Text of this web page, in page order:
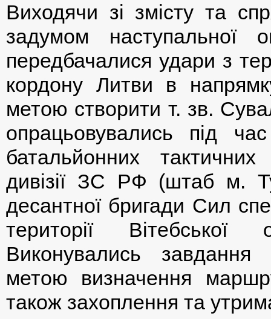
Виходячи зі змісту та
задумом наступальної
передбачалися удари з
кордону Литви в
метою створити т. зв.
опрацьовувались під
батальйонних тактичних
дивізії ЗС РФ (штаб м.
десантної бригади Сил
території Вітебської
Виконувались завдання
метою визначення
також захоплення та